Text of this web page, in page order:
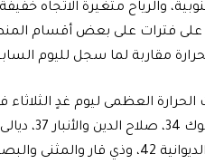
والرياح متغيرة الاتجاه
مقاربة لما سجل لليوم السابق في